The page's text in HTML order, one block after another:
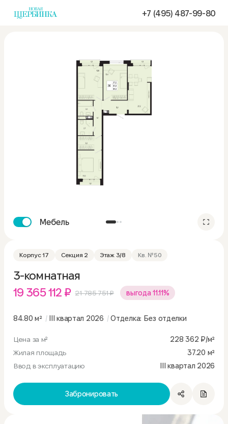
+7 (495) 487-99-80
Мебель
Корпус 17 Секция 2 Этаж 3/8 Кв. №50
3-комнатная
19 365 112 ₽ 21 785 751 ₽ выгода 11.11%
84.80 м² III квартал 2026 Отделка: Без отделки
Цена за м²
228 362 ₽/м²
Жилая площадь
37.20 м²
Ввод в эксплуатацию
III квартал 2026
Забронировать